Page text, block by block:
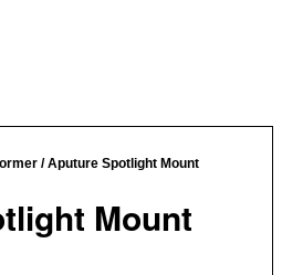
/ Aputure Spotlight Mount
Mount